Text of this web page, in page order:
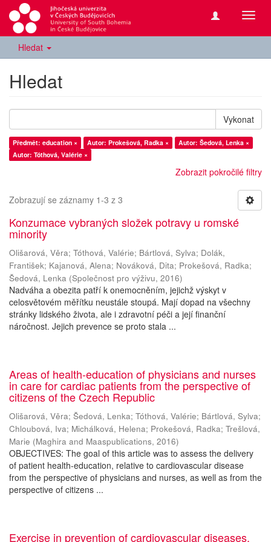
Hledat
Hledat
Vykonat
Předmět: education × Autor: Prokešová, Radka ×
Autor: Šedová, Lenka ×
Autor: Tóthová, Valérie ×
Zobrazit pokročilé filtry
Zobrazují se záznamy 1-3 z 3
Konzumace vybraných složek potravy u romské
minority
Olišarová, Věra; Tóthová, Valérie; Bártlová, Sylva; Dolák,
František; Kajanová, Alena; Nováková, Dita; Prokešová, Radka;
Šedová, Lenka (Společnost pro výživu, 2016)
Nadváha a obezita patří k onemocněním, jejichž výskyt v
celosvětovém měřítku neustále stoupá. Mají dopad na všechny
stránky lidského života, ale i zdravotní péči a její finanční
náročnost. Jejich prevence se proto stala ...
Areas of health-education of physicians and nurses
in care for cardiac patients from the perspective of
citizens of the Czech Republic
Olišarová, Věra; Šedová, Lenka; Tóthová, Valérie; Bártlová, Sylva;
Chloubová, Iva; Michálková, Helena; Prokešová, Radka; Trešlová,
Marie (Maghira and Maaspublications, 2016)
OBJECTIVES: The goal of this article was to assess the delivery
of patient health-education, relative to cardiovascular disease
from the perspective of physicians and nurses, as well as from the
perspective of citizens ...
Exercise in prevention of cardiovascular diseases,